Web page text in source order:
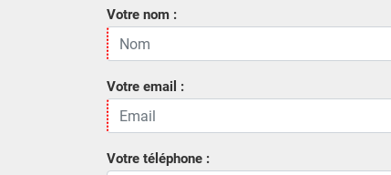
Votre nom :
Votre email :
Votre téléphone :